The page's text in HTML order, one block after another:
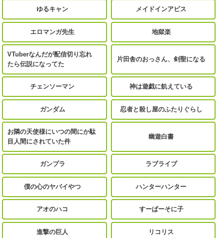
ゆるキャン メイドインアビス
エロマンガ先生 地獄楽
VTuberなんだが配信切り忘れ
たら伝説になってた
片田舎のおっさん、剣聖になる
チェンソーマン 神は遊戯に飢えている
ガンダム 忍者と殺し屋のふたりぐらし
お隣の天使様にいつの間にか駄
目人間にされていた件
幽遊白書
ガンプラ ラブライブ
僕の心のヤバイやつ ハンターハンター
アオのハコ すーぱーそに子
進撃の巨人 リコリス